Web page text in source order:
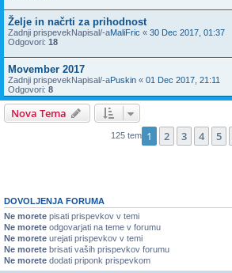
Želje in načrti za prihodnost
Zadnji prispevekNapisal/-aMaliFric « 30 Dec 2017, 01:37
Odgovori: 18
Movember 2017
Zadnji prispevekNapisal/-aPuskin « 01 Dec 2017, 21:11
Odgovori: 8
Nova Tema
125 tem 1 2 3 4 5
DOVOLJENJA FORUMA
Ne morete pisati prispevkov v temi
Ne morete odgovarjati na teme v forumu
Ne morete urejati prispevkov v temi
Ne morete brisati vaših prispevkov forumu
Ne morete dodati priponk prispevkom